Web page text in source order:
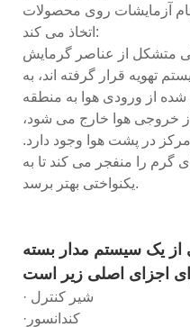
آزمایشات روی محصولات
اتخاذ می کند:
متشکل از عناصر گرمایش
تهویه قرار گرفته اند، به
از ورودی هوا به منطقه
خروجی هوا خارج می شود،
در پشت هوا وجود دارد.
گرم را منفجر می کند تا به
یکنواختی بهتر برسد.
از یک سیستم مدار بسته
· شیر کنترل
·کندانسور